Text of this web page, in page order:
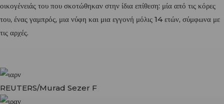
οικογένειάς του που σκοτώθηκαν στην ίδια επίθεση: μία από τις κόρες
του, ένας γαμπρός, μια νύφη και μια εγγονή μόλις 14 ετών, σύμφωνα με
τις αρχές.
REUTERS/Murad Sezer F